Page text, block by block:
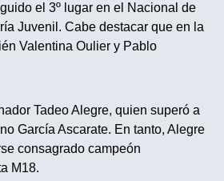
el 3º lugar en el Nacional de
Juvenil. Cabe destacar que en la
Valentina Oulier y Pablo
Tadeo Alegre, quien superó a
García Ascarate. En tanto, Alegre
consagrado campeón
M18.